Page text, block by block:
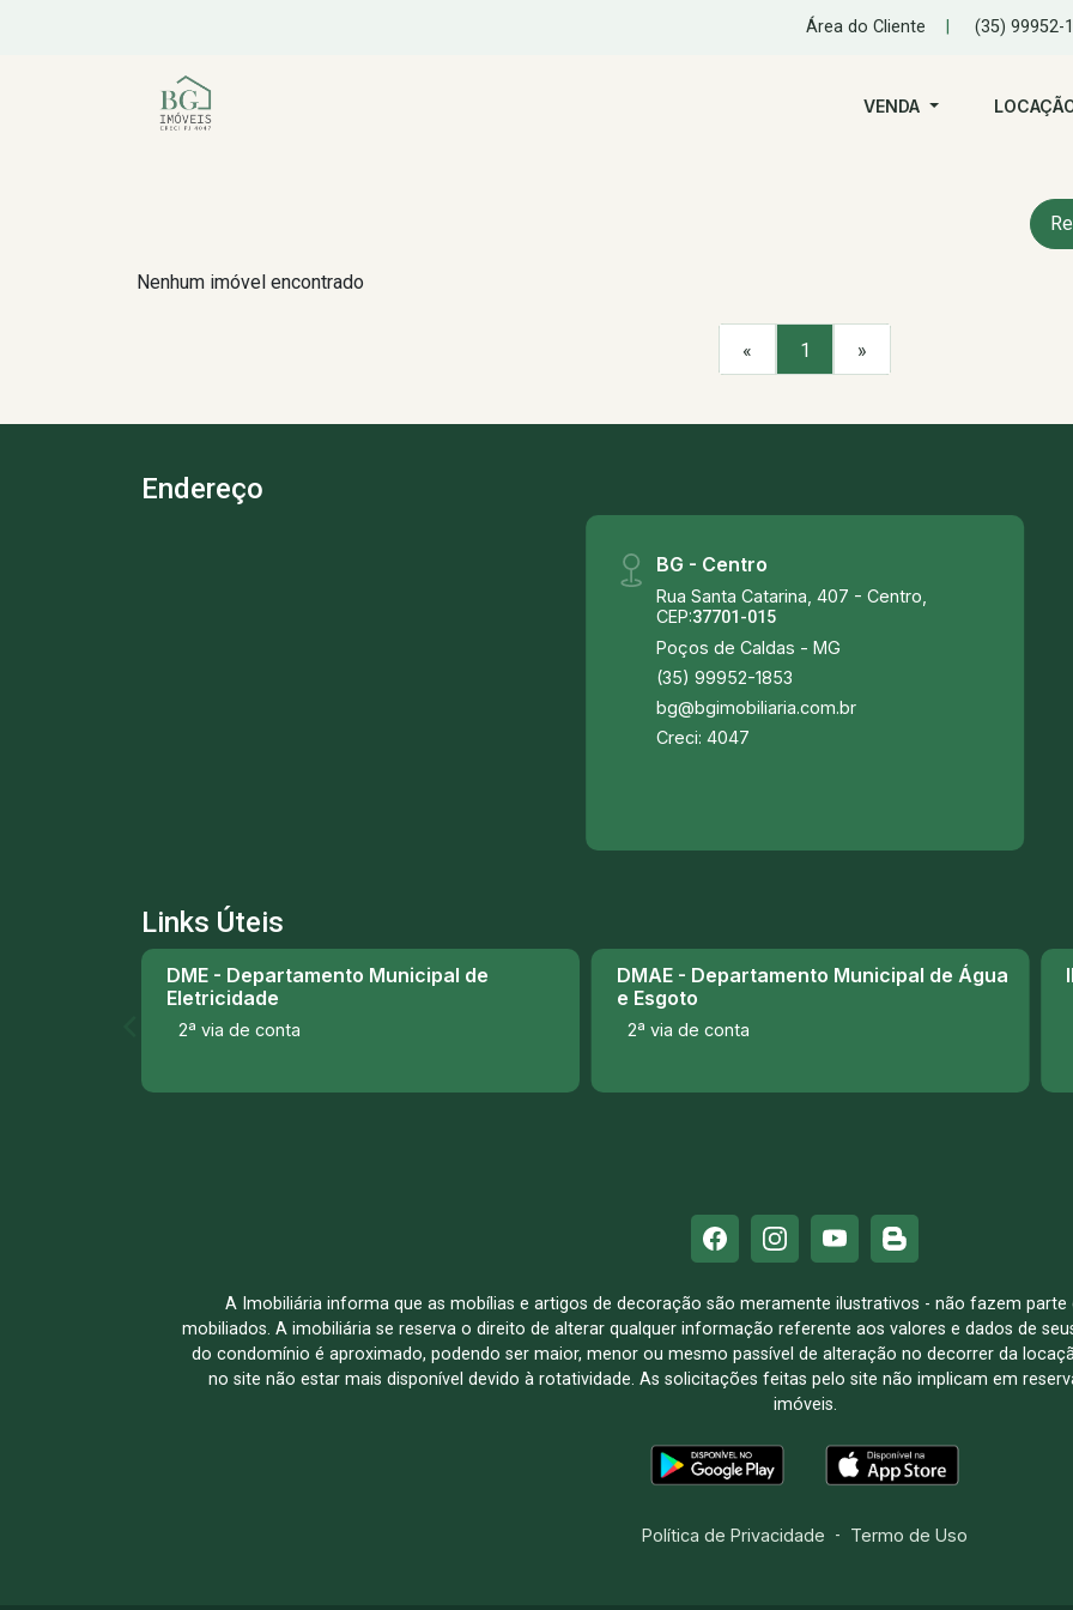
Área do Cliente (35) 99952-
VENDA
Nenhum imóvel encontrado
« 1 »
Endereço
BG - Centro
Rua Santa Catarina, 407 - Centro,
CEP:37701-015
Poços de Caldas - MG
(35) 99952-1853
bg@bgimobiliaria.com.br
Creci: 4047
Links Úteis
DME - Departamento Municipal de
Eletricidade
2ª via de conta
DMAE - Departamento Municipal de Água
e Esgoto
2ª via de conta
A Imobiliária informa que as mobílias e artigos de decoração são meramente ilustrativos - não fazem
mobiliados. A imobiliária se reserva o direito de alterar qualquer informação referente aos valores e dados de
do condomínio é aproximado, podendo ser maior, menor ou mesmo passível de alteração no decorrer da
no site não estar mais disponível devido à rotatividade. As solicitações feitas pelo site não implicam em
imóveis.
Política de Privacidade - Termo de Uso